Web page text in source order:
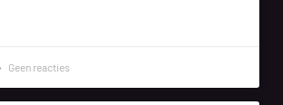
Geen reacties